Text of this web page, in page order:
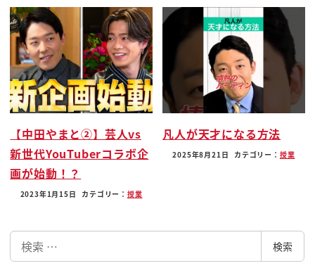
の知らなくてまさかのロレックスマラソン
を走らされるっていうね3店舗ぐらいああ
買いたくて買えなくてそう揃いの
ロレックスを買いたいってああよして
ロレックスくださいって言ったらねえやで
あの初めてロレックスがその出回ってない
ことていうかあお店開いてるくせに時計
置いてない店舗なんてあるわけないだろう
と普通思いますよね思います思います強盗
に入られたって思ったナえじゃ何やなみ
てますからわわかんないんですかねあれね
まま転売防止なんでしょうけどあ転売し
【中田やまと②】芸人vs
新世代YouTuberコラボ企
画が始動！？
2023年1月15日 カテゴリー： 授業
凡人が天才になる方法
2025年8月21日 カテゴリー： 授業
索
検索